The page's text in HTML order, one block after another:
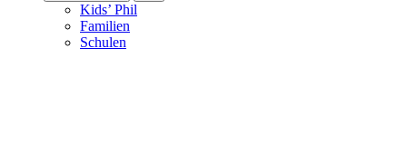
Kids’ Phil
Familien
Schulen